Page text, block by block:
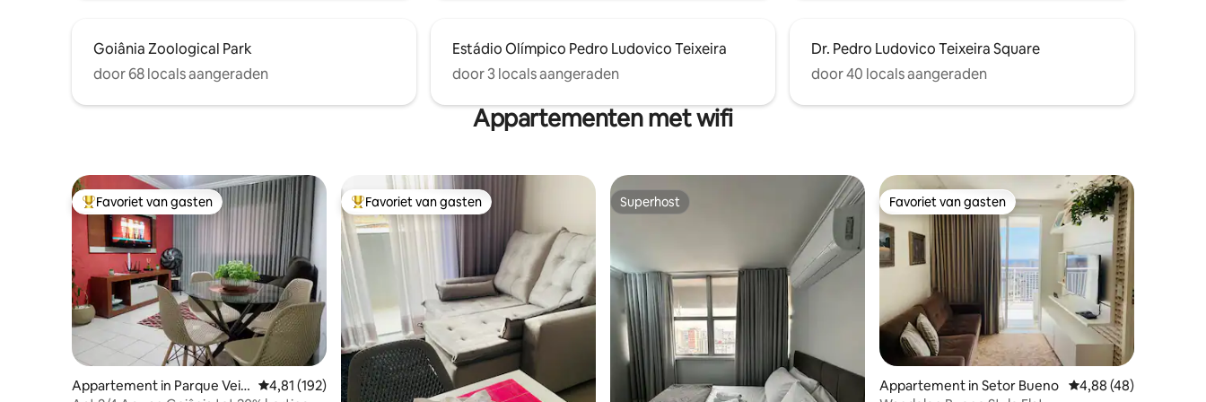
Goiânia Zoological Park
door 68 locals aangeraden
Estádio Olímpico Pedro Ludovico Teixeira
door 3 locals aangeraden
Dr. Pedro Ludovico Teixeira Square
door 40 locals aangeraden
Appartementen met wifi
Topfavoriet van gasten
Favoriet van gasten
Appartement in Parque Veig Gemiddelde beoordeling van 4,81 uit 5, 192 recensies
4,81 (192)
Topfavoriet van gasten
Favoriet van gasten Superhost
Superhost Favoriet van gasten
Favoriet van gasten
Appartement in Setor Bueno Gemiddelde
4,88 (48)